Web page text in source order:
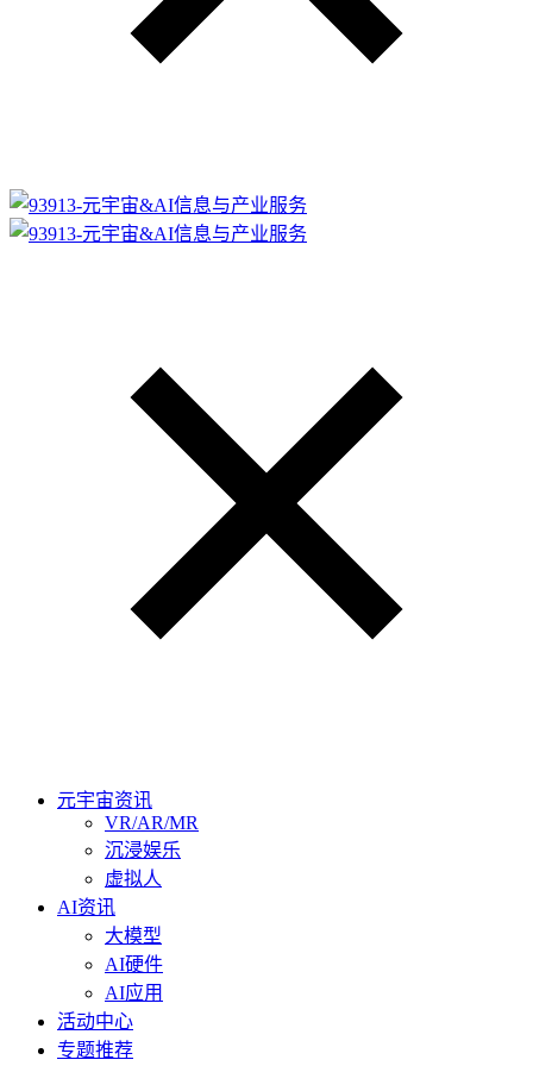
元宇宙资讯
VR/AR/MR
沉浸娱乐
虚拟人
AI资讯
大模型
AI硬件
AI应用
活动中心
专题推荐